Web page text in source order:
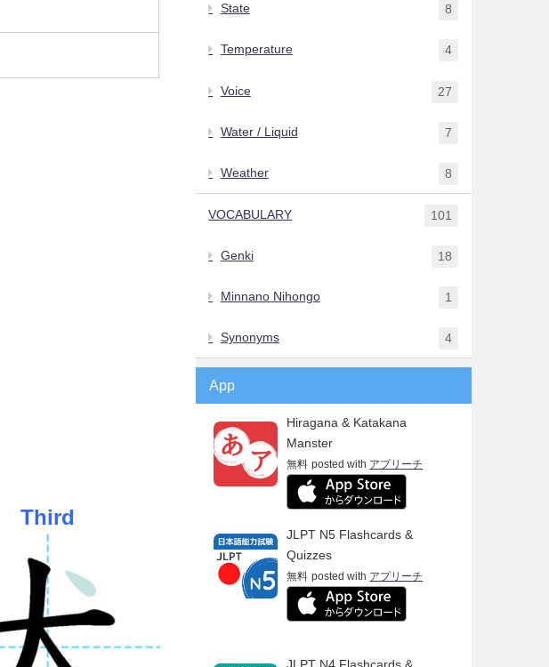
Third
State 8
Temperature 4
Voice 27
Water / Liquid 7
Weather 8
VOCABULARY 101
Genki 18
Minnano Nihongo 1
Synonyms 4
App
Hiragana & Katakana
Manster
無料 posted with アプリーチ
JLPT N5 Flashcards &
Quizzes
無料 posted with アプリーチ